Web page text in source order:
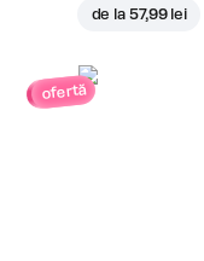
de la 57,99 lei
ofertă